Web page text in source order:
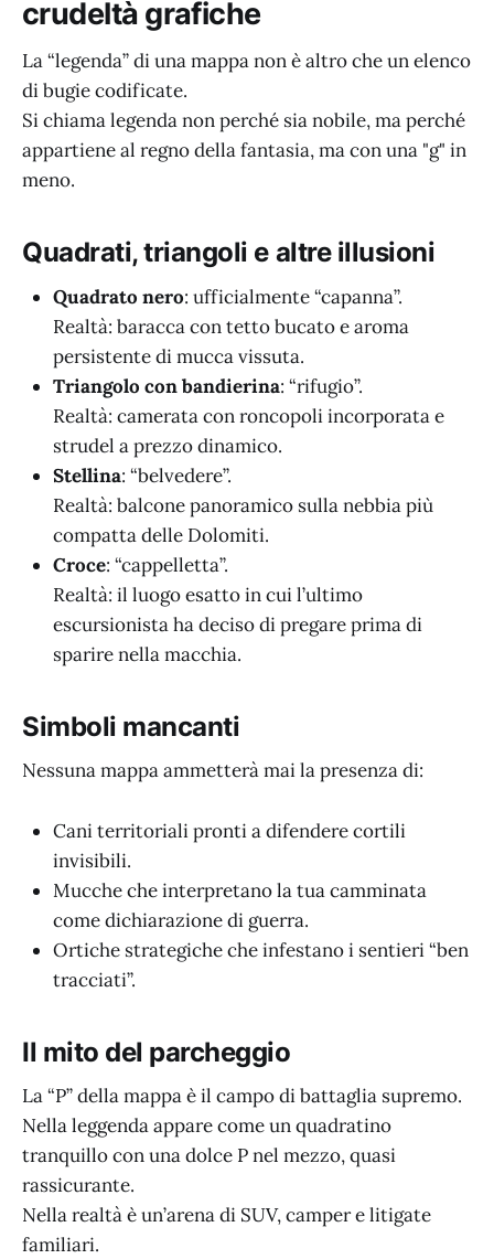
crudeltà grafiche
La “legenda” di una mappa non è altro che un elenco
di bugie codificate.
Si chiama legenda non perché sia nobile, ma perché
appartiene al regno della fantasia, ma con una "g" in
meno.
Quadrati, triangoli e altre illusioni
Quadrato nero: ufficialmente “capanna”.
Realtà: baracca con tetto bucato e aroma
persistente di mucca vissuta.
Triangolo con bandierina: “rifugio”.
Realtà: camerata con roncopoli incorporata e
strudel a prezzo dinamico.
Stellina: “belvedere”.
Realtà: balcone panoramico sulla nebbia più
compatta delle Dolomiti.
Croce: “cappelletta”.
Realtà: il luogo esatto in cui l’ultimo
escursionista ha deciso di pregare prima di
sparire nella macchia.
Simboli mancanti
Nessuna mappa ammetterà mai la presenza di:
Cani territoriali pronti a difendere cortili
invisibili.
Mucche che interpretano la tua camminata
come dichiarazione di guerra.
Ortiche strategiche che infestano i sentieri “ben
tracciati”.
Il mito del parcheggio
La “P” della mappa è il campo di battaglia supremo.
Nella leggenda appare come un quadratino
tranquillo con una dolce P nel mezzo, quasi
rassicurante.
Nella realtà è un’arena di SUV, camper e litigate
familiari.